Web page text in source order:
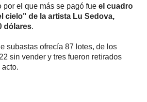
por el que más se pagó fue el cuadro
cielo" de la artista Lu Sedova,
dólares.
subastas ofrecía 87 lotes, de los
sin vender y tres fueron retirados